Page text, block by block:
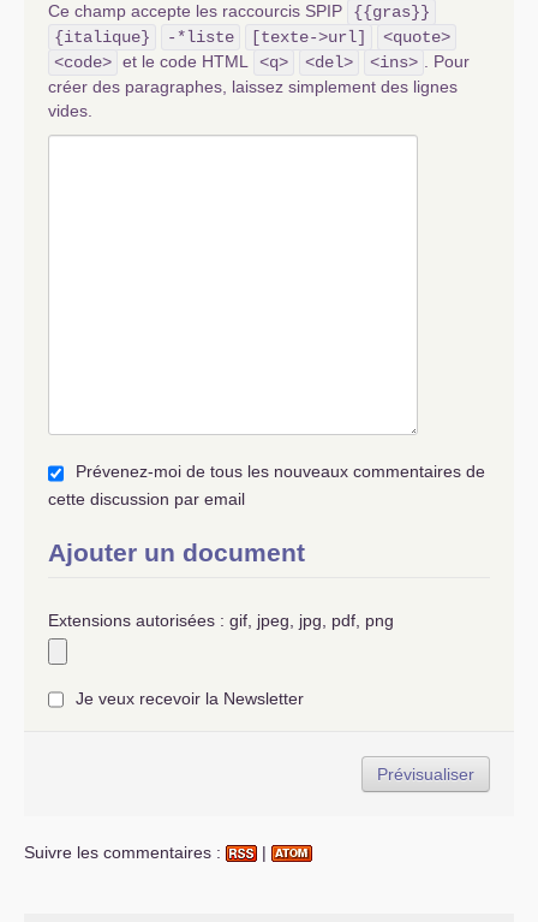
Ce champ accepte les raccourcis SPIP
{{gras}}
{italique}
-*liste [texte->url]
<quote>
<code> et le code HTML <q> <del> <ins> . Pour
créer des paragraphes, laissez simplement des lignes
vides.
Prévenez-moi de tous les nouveaux commentaires de
cette discussion par email
Ajouter un document
Extensions autorisées : gif, jpeg, jpg, pdf, png
Je veux recevoir la Newsletter
Suivre les commentaires : |